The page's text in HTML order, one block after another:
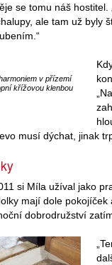
se tomu náš
ale tam už byly
v přízemí
křížovou klenbou
musí dýchat, jinak
si Míla užíval jako
mají dole
dobrodružství